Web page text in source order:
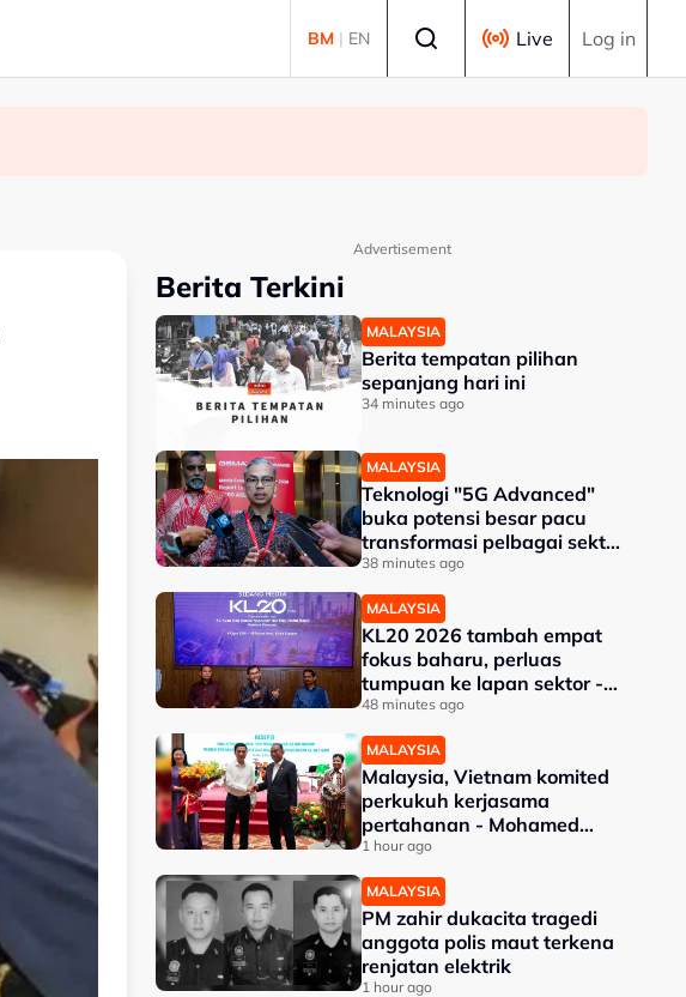
BM | EN Live Log in
Advertisement
Berita Terkini
MALAYSIA
Berita tempatan pilihan
sepanjang hari ini
34 minutes ago
MALAYSIA
Teknologi "5G Advanced"
buka potensi besar pacu
transformasi pelbagai sektor
- Fahmi
38 minutes ago
MALAYSIA
KL20 2026 tambah empat
fokus baharu, perluas
tumpuan ke lapan sektor -
Akmal Nasrullah
48 minutes ago
MALAYSIA
Malaysia, Vietnam komited
perkukuh kerjasama
pertahanan - Mohamed
Khaled
1 hour ago
MALAYSIA
PM zahir dukacita tragedi
anggota polis maut terkena
renjatan elektrik
1 hour ago